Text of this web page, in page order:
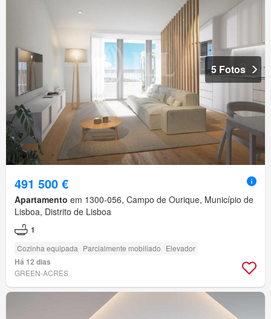
5 Fotos
491 500 €
Apartamento em 1300-056, Campo de Ourique, Município de
Lisboa, Distrito de Lisboa
1
Cozinha equipada Parcialmente mobiliado Elevador
Há 12 dias
GREEN-ACRES